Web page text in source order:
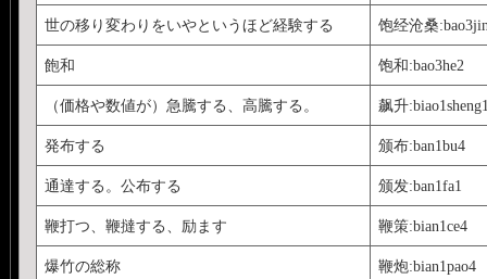
世の移り変わりをいやというほど経験する 饱经沧桑
飽和 饱和:bao3he2
（価格や数値が）急騰する、高騰する。 飙升
発布する 颁布:ban1bu4
通達する。公布する 颁发:ban1fa1
鞭打つ、鞭撻する、励ます 鞭策:bian1ce4
爆竹の総称 鞭炮:bian1pao4